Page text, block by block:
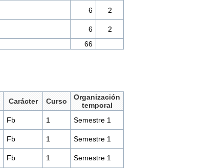
6
2
6
2
66
Carácter Curso
Organización
temporal
Fb 1
Semestre 1
Fb 1
Semestre 1
Fb 1
Semestre 1